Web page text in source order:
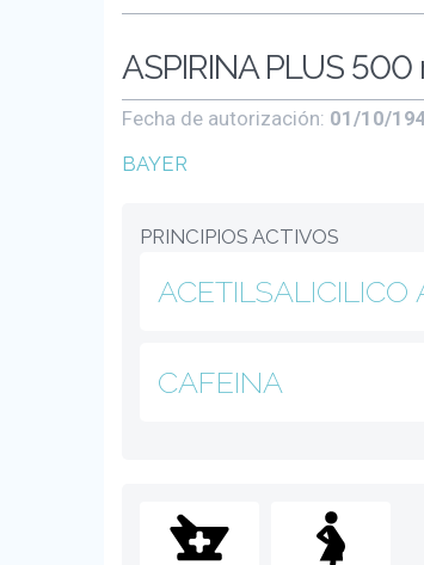
ASPIRINA PLUS
Fecha de autorización: 01/10/
BAYER
PRINCIPIOS ACTIVOS
ACETILSALICILICO
CAFEINA